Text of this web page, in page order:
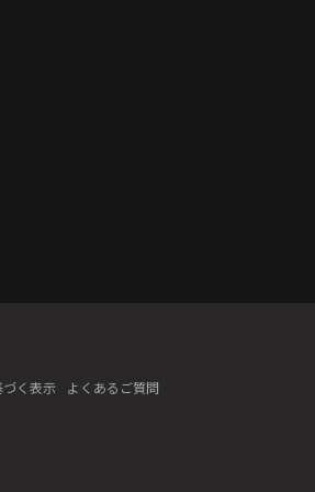
づく表示 よくあるご質問